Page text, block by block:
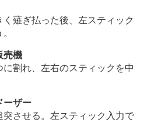
薙ぎ払った後、左スティック
売機
割れ、左右のスティックを中
ーザー
させる。左スティック入力で